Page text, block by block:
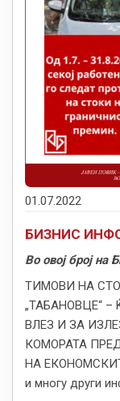
01.07.2022
БИЗНИС
Во овој број на
ТИМОВИ НА
„ТАБАНОВЦЕ“
ВЛЕЗ И ЗА
КОМОРАТА
НА
и многу други